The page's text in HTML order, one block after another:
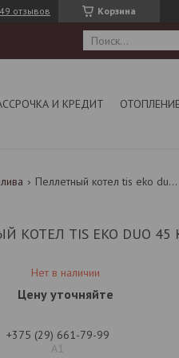
Корзина
49 отзывов
И КРЕДИТ
Пеллетный котел tis eko duo 45 квт
КОТЕЛ TIS EKO DUO 45
Нет в наличии
Цену уточняйте
+375 (29) 661-79-99
А1